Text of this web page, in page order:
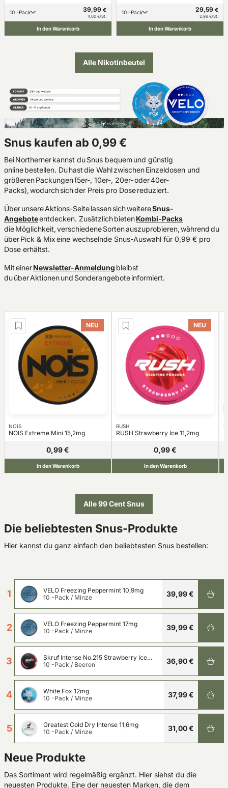
10 -Pack 39,99 €
4,00 €/St.
In den Warenkorb
10 -Pack 29,59 €
2,96 €/St.
In den Warenkorb
Alle Nikotinbeutel
Snus kaufen ab 0,99 €
Bei Northerner kannst du Snus bequem und günstig
online bestellen. Du hast die Wahl zwischen Einzeldosen und
größeren Packungen (5er-, 10er-, 20er- oder 40er-
Packs), wodurch sich der Preis pro Dose reduziert.
Über unsere Aktions-Seite lassen sich weitereSnus-
Angeboteentdecken. Zusätzlich bietenKombi-Packs
die Möglichkeit, verschiedene Sorten auszuprobieren, während du
über Pick & Mix eine wechselnde Snus-Auswahl für 0,99 € pro
Dose erhältst.
Mit einerNewsletter-Anmeldung bleibst
du über Aktionen und Sonderangebote informiert.
NEU
NOIS
NOIS Extreme Mini 15,2mg
0,99 €
In den Warenkorb
NEU
RUSH
RUSH Strawberry Ice 11,2mg
0,99 €
In den Warenkorb
Alle 99 Cent Snus
Die beliebtesten Snus-Produkte
Hier kannst du ganz einfach den beliebtesten Snus bestellen:
1
VELO Freezing Peppermint 10,9mg
10 -Pack / Minze 39,99 €
2
VELO Freezing Peppermint 17mg
10 -Pack / Minze 39,99 €
3
Skruf Intense No.215 Strawberry Ice
11,3mg
10 -Pack / Beeren 36,90 €
4
White Fox 12mg
10 -Pack / Minze 37,99 €
5
Greatest Cold Dry Intense 11,6mg
10 -Pack / Minze 31,00 €
Neue Produkte
Das Sortiment wird regelmäßig ergänzt. Hier siehst du die
neuesten Produkte. Eine der neuesten Marken, die dem